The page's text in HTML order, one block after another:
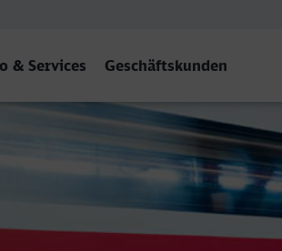
& Services Geschäftskunden